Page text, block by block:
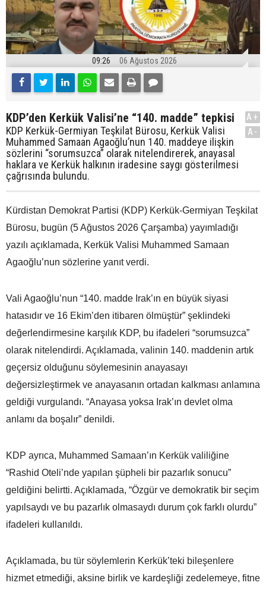
09:26 06 Ağustos 2026
KDP’den Kerkük Valisi’ne “140. madde” tepkisi
KDP Kerkük-Germiyan Teşkilat Bürosu, Kerkük Valisi
Muhammed Samaan Agaoğlu’nun 140. maddeye ilişkin
sözlerini “sorumsuzca” olarak nitelendirerek, anayasal
haklara ve Kerkük halkının iradesine saygı gösterilmesi
çağrısında bulundu.
A+
A-
Kürdistan Demokrat Partisi (KDP) Kerkük-Germiyan Teşkilat
Bürosu, bugün (5 Ağustos 2026 Çarşamba) yayımladığı
yazılı açıklamada, Kerkük Valisi Muhammed Samaan
Agaoğlu’nun sözlerine yanıt verdi.
Vali Agaoğlu’nun “140. madde Irak’ın en büyük siyasi
hatasıdır ve 16 Ekim’den itibaren ölmüştür” şeklindeki
değerlendirmesine karşılık KDP, bu ifadeleri “sorumsuzca”
olarak nitelendirdi. Açıklamada, valinin 140. maddenin artık
geçersiz olduğunu söylemesinin anayasayı
değersizleştirmek ve anayasanın ortadan kalkması anlamına
geldiği vurgulandı. “Anayasa yoksa Irak’ın devlet olma
anlamı da boşalır” denildi.
KDP ayrıca, Muhammed Samaan’ın Kerkük valiliğine
“Rashid Oteli’nde yapılan şüpheli bir pazarlık sonucu”
geldiğini belirtti. Açıklamada, “Özgür ve demokratik bir seçim
yapılsaydı ve bu pazarlık olmasaydı durum çok farklı olurdu”
ifadeleri kullanıldı.
Açıklamada, bu tür söylemlerin Kerkük’teki bileşenlere
hizmet etmediği, aksine birlik ve kardeşliği zedelemeye, fitne